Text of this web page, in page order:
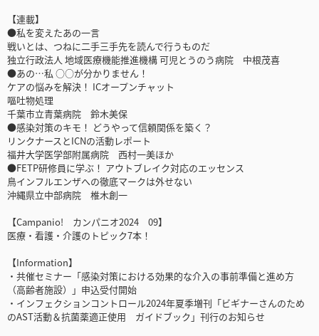
【連載】
●私を変えたあの一言
戦いとは、つねに二手三手先を読んで行うものだ
独立行政法人 地域医療機能推進機構 可児とうのう病院 中根茂喜
●あの…私 ○○が分かりません！
ケアの悩みを解決！ ICオープンチャット
嘔吐物処理
千葉市立青葉病院 鈴木美保
●感染対策のキモ！ どうやって信頼関係を築く？
リンクナースとICNの活動レポート
福井大学医学部附属病院 西村一美ほか
●FETP研修員に学ぶ！ アウトブレイク対応のエッセンス
鳥インフルエンザへの徹底マークは外せない
沖縄県立中部病院 椎木創一
【Campanio! カンパニオ2024 09】
医療・看護・介護のトピック7本！
【Information】
・共催セミナー「感染対策における効果的な介入の事前準備と進め方
（高齢者施設）」申込受付開始
・インフェクションコントロール2024年夏季増刊「ビギナーさんのため
のAST活動＆抗菌薬適正使用 ガイドブック」刊行のお知らせ